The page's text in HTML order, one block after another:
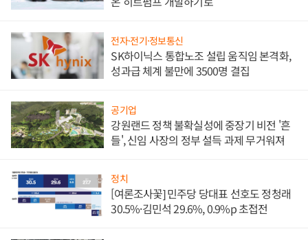
전자·전기·정보통신
SK하이닉스 통합노조 설립 움직임 본격화,
성과급 체계 불만에 3500명 결집
공기업
강원랜드 정책 불확실성에 중장기 비전 '흔
들', 신임 사장의 정부 설득 과제 무거워져
정치
[여론조사꽃] 민주당 당대표 선호도 정청래
30.5%·김민석 29.6%, 0.9%p 초접전